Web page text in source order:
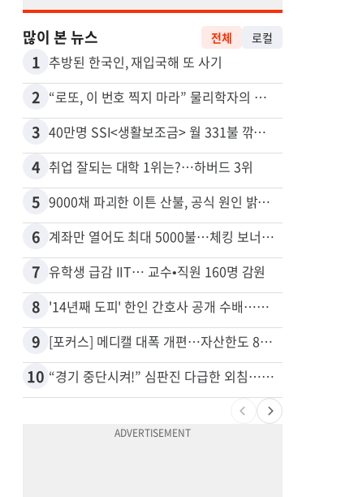
많이 본 뉴스 전체 로컬
1 추방된 한국인, 재입국해 또 사기
2 “로또, 이 번호 찍지 마라” 물리학자의 당첨금 높이는 비밀
3 40만명 SSI<생활보조금> 월 331불 깎이나
4 취업 잘되는 대학 1위는?…하버드 3위
5 9000채 파괴한 이튼 산불, 공식 원인 밝혀졌다
6 계좌만 열어도 최대 5000불…체킹 보너스 무한 경쟁
7 유학생 급감 IIT… 교수•직원 160명 감원
8 '14년째 도피' 한인 간호사 공개 수배…메디케어 사기 유죄
9 [포커스] 메디캘 대폭 개편…자산한도 84% 축소
10 “경기 중단시켜!” 심판진 다급한 외침…폭염에 야구팬 쓰러졌다